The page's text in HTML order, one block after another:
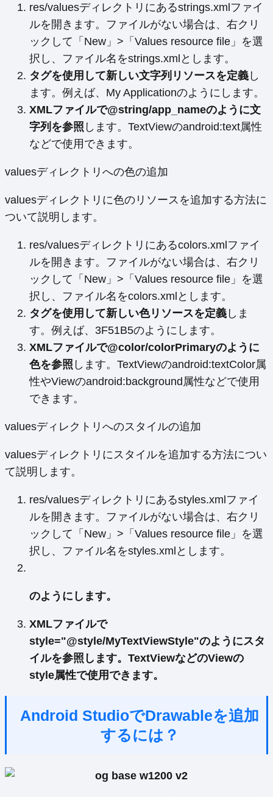
res/valuesディレクトリにあるstrings.xmlファイ
ルを開きます。ファイルがない場合は、右クリ
ックして「New」>「Values resource file」を選
択し、ファイル名をstrings.xmlとします。
タグを使用して新しい文字列リソースを定義 し
ます。例えば、 My Applicationのようにします。
XMLファイルで@string/app_nameのように文
字列を参照 します。TextViewのandroid:text属性
などで使用できます。
valuesディレクトリへの色の追加
valuesディレクトリに色のリソースを追加する方法に
ついて説明します。
res/valuesディレクトリにあるcolors.xmlファイ
ルを開きます。ファイルがない場合は、右クリ
ックして「New」>「Values resource file」を選
択し、ファイル名をcolors.xmlとします。
タグを使用して新しい色リソースを定義 しま
す。例えば、 3F51B5のようにします。
XMLファイルで@color/colorPrimaryのように
色を参照 します。TextViewのandroid:textColor属
性やViewのandroid:background属性などで使用
できます。
valuesディレクトリへのスタイルの追加
valuesディレクトリにスタイルを追加する方法につい
て説明します。
res/valuesディレクトリにあるstyles.xmlファイ
ルを開きます。ファイルがない場合は、右クリ
ックして「New」>「Values resource file」を選
択し、ファイル名をstyles.xmlとします。
のようにします。
XMLファイルで
style="@style/MyTextViewStyle"のようにスタ
イルを参照 します。TextViewなどのViewの
style属性で使用できます。
Android StudioでDrawableを追加
するには？